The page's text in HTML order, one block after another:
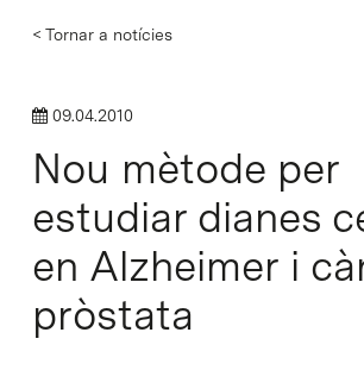
< Tornar a notícies
09.04.2010
Nou mètode per
estudiar dianes
en Alzheimer i
pròstata